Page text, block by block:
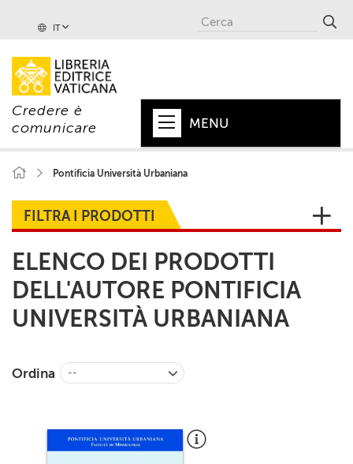
IT
Credere è
comunicare
MENU
PAPA
+
VATICANO
CHIESA
MONDO
RIVISTE
AUTORI VARI
Pontificia Università Urbaniana
FILTRA I PRODOTTI
ELENCO DEI PRODOTTI
DELL'AUTORE PONTIFICIA
UNIVERSITÀ URBANIANA
Ordina --